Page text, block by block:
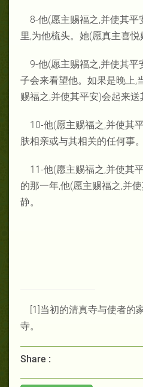
8-他(愿主赐福之,并使其
里,为他梳头。她(愿真主喜悦
9-他(愿主赐福之,并使其
子会来看望他。如果是晚上,
赐福之,并使其平安)会起来送
10-他(愿主赐福之,并使其
肤相亲或与其相关的任何事。
11-他(愿主赐福之,并使其
的那一年,他(愿主赐福之,并
静。
[1]当初的清真寺与使者的
寺。
Share :